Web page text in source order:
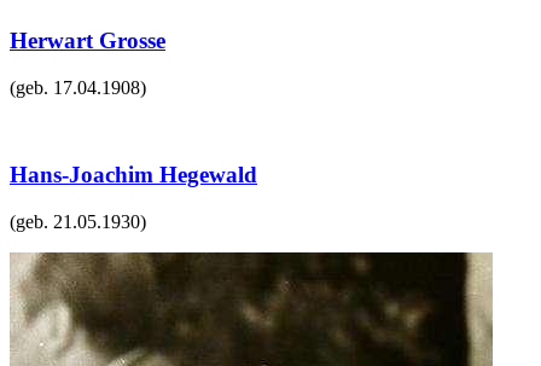
Herwart Grosse
(geb. 17.04.1908)
Hans-Joachim Hegewald
(geb. 21.05.1930)